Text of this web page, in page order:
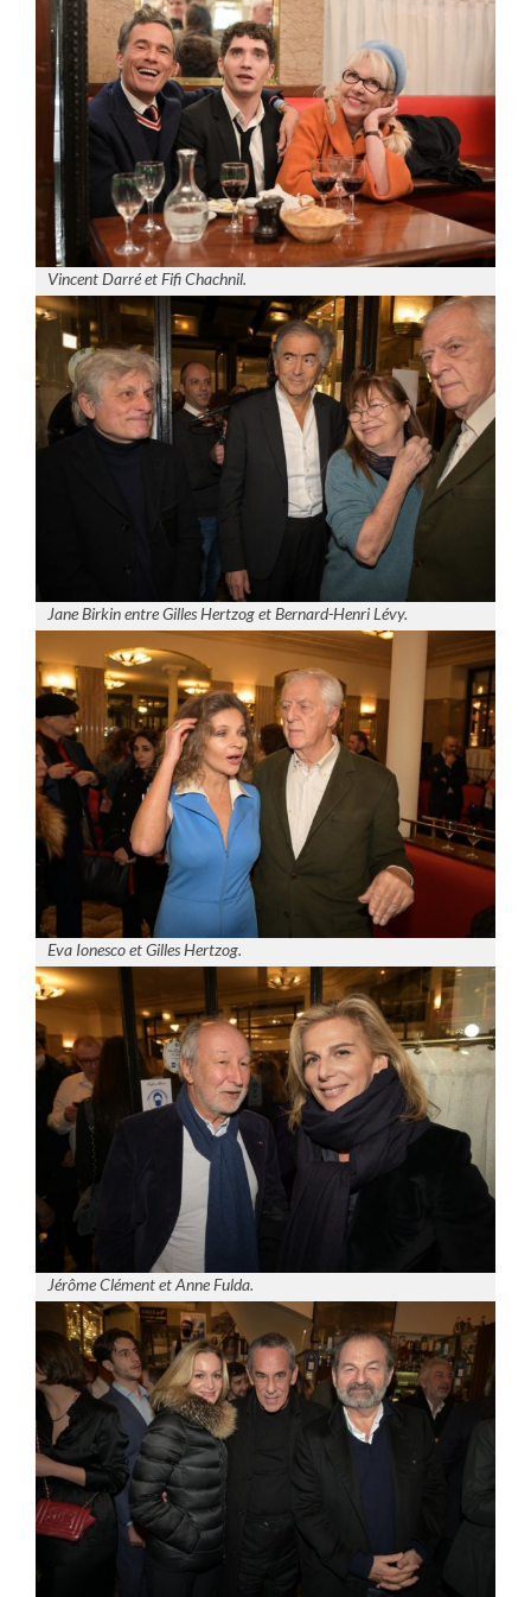
Vincent Darré et Fifi Chachnil.
Jane Birkin entre Gilles Hertzog et Bernard-Henri Lévy.
Eva Ionesco et Gilles Hertzog.
Jérôme Clément et Anne Fulda.